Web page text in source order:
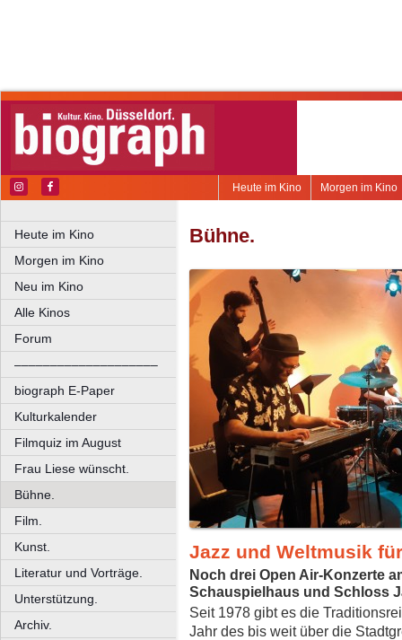
Morgen im Kino
Heute im Kino
Heute im Kino
Morgen im Kino
Neu im Kino
Alle Kinos
Forum
––––––––––––––––––––
biograph E-Paper
Kulturkalender
Filmquiz im August
Frau Liese wünscht.
Bühne.
Film.
Kunst.
Literatur und Vorträge.
Unterstützung.
Archiv.
Bühne.
Jazz und Weltmusik
Noch drei Open Air-Konzerte
Schauspielhaus und Schloss
Seit 1978 gibt es die
Jahr des bis weit über die